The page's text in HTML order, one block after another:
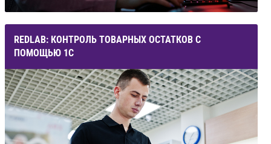
REDLAB: КОНТРОЛЬ ТОВАРНЫХ ОСТАТКОВ С
ПОМОЩЬЮ 1С